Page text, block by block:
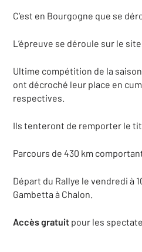
C’est en Bourgogne que se
L’épreuve se déroule sur le
Ultime compétition de la
ont décroché leur place en
respectives.
Ils tenteront de remporter le
Parcours de 430 km
Départ du Rallye le vendredi à
Gambetta à Chalon.
Accès gratuit pour les